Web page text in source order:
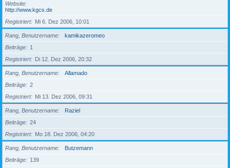
Website
http://www.kgcs.de
Registriert
Mi 6. Dez 2006, 10:01
Rang, Benutzername
kamikazeromeo
Beiträge
1
Registriert
Di 12. Dez 2006, 20:32
Rang, Benutzername
Allamado
Beiträge
2
Registriert
Mi 13. Dez 2006, 09:31
Rang, Benutzername
Raziel
Beiträge
24
Registriert
Mo 18. Dez 2006, 04:20
Rang, Benutzername
Butzemann
Beiträge
139